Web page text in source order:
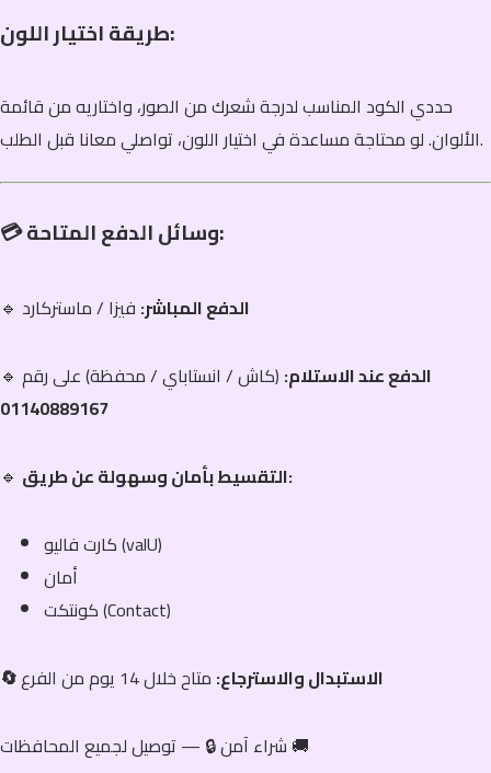
طريقة اختيار اللون:
حددي الكود المناسب لدرجة شعرك من الصور، واختاريه من قائمة
الألوان. لو محتاجة مساعدة في اختيار اللون، تواصلي معانا قبل الطلب.
💳 وسائل الدفع المتاحة:
🔹 الدفع المباشر: فيزا / ماستركارد
🔹 الدفع عند الاستلام: (كاش / انستاباي / محفظة) على رقم
01140889167
🔹 التقسيط بأمان وسهولة عن طريق:
كارت فاليو (valU)
أمان
كونتكت (Contact)
🔄 الاستبدال والاسترجاع: متاح خلال 14 يوم من الفرع
شراء آمن 🔒 — توصيل لجميع المحافظات 🚚